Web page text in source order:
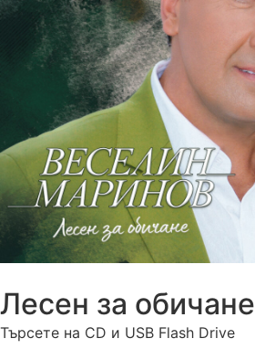
Лесен за обичане
Търсете на CD и USB Flash Drive